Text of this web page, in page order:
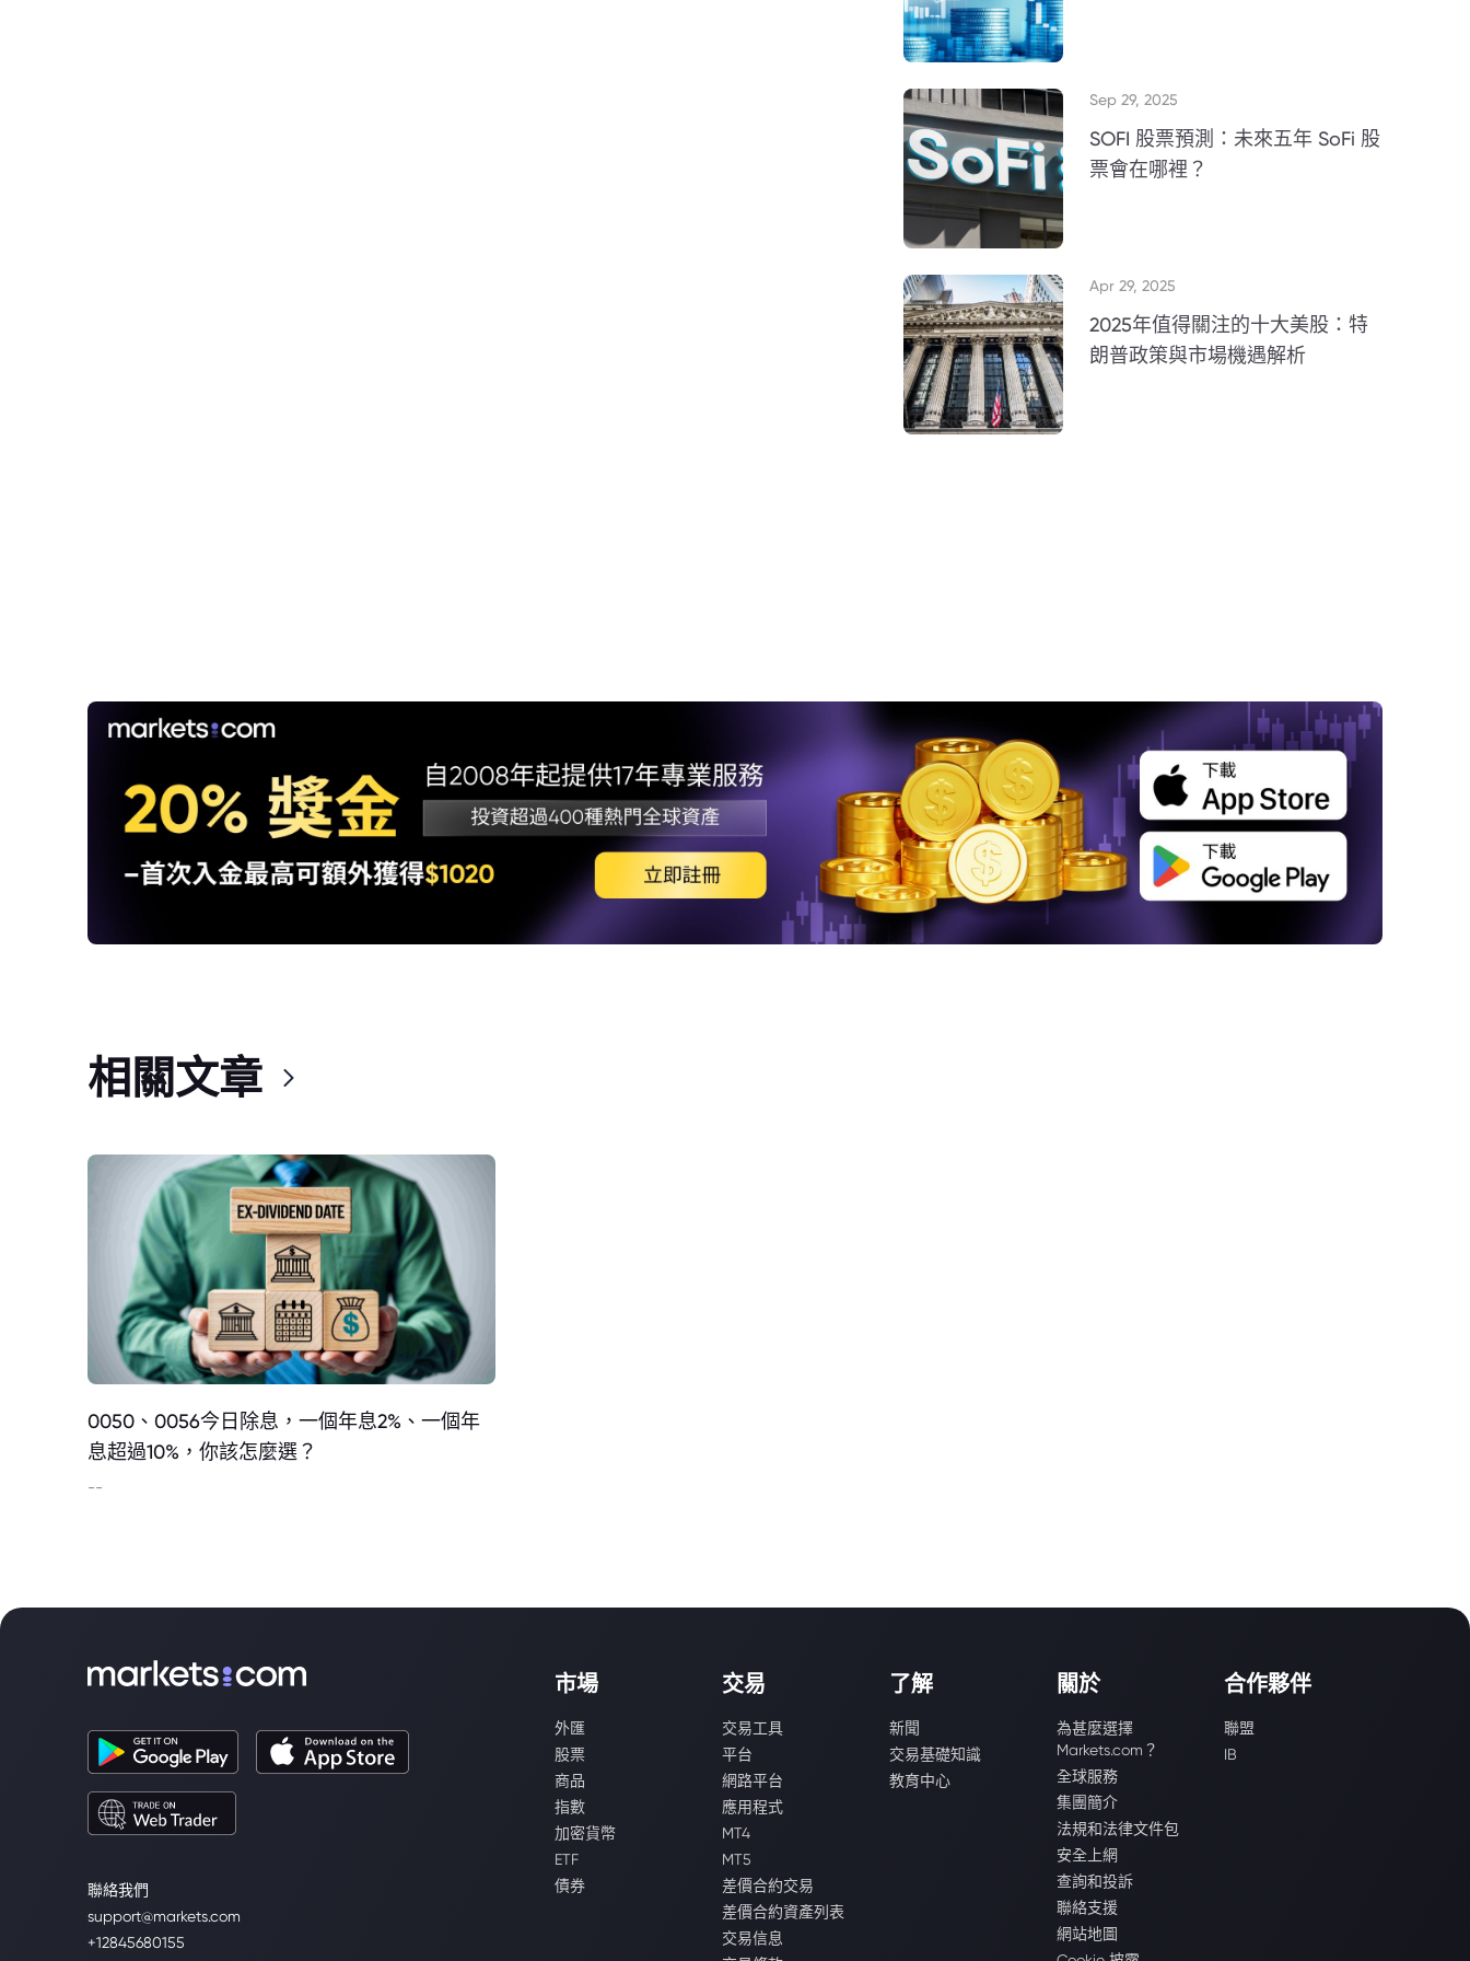
Sep 29, 2025
SOFI 股票預測：未來五年 SoFi 股
票會在哪裡？
Apr 29, 2025
2025年值得關注的十大美股：特
朗普政策與市場機遇解析
4. 黃金如何實現5200美元的目標價？
5. 2026年黃金價格總體展望
相關文章
0050、0056今日除息，一個年息2%、一個年
息超過10%，你該怎麼選？
--
聯絡我們
support@markets.com
+12845680155
市場
外匯
股票
商品
指數
加密貨幣
ETF
債券
交易
交易工具
平台
網路平台
應用程式
MT4
MT5
差價合約交易
差價合約資產列表
交易信息
了解
新聞
交易基礎知識
教育中心
關於
為甚麼選擇
Markets.com？
全球服務
集團簡介
法規和法律文件包
安全上網
查詢和投訴
聯絡支援
網站地圖
合作夥伴
聯盟
IB